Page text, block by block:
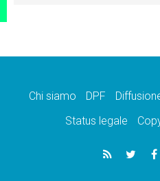
Chi siamo DPF
Status legale